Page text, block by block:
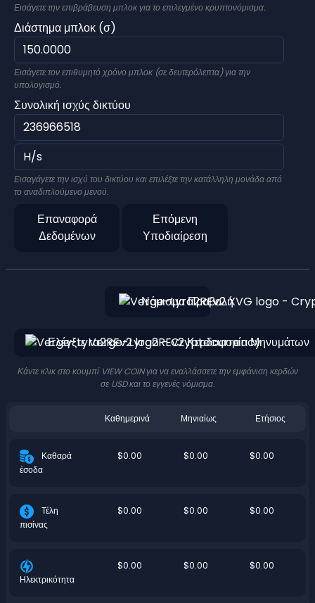
Εισάγετε την επιβράβευση μπλοκ για το επιλεγμένο κρυπτονόμισμα.
Διάστημα μπλοκ (σ)
Εισάγετε τον επιθυμητό χρόνο μπλοκ (σε δευτερόλεπτα) για την
υπολογισμό.
Συνολική ισχύς δικτύου
Εισαγάγετε την ισχύ του δικτύου και επιλέξτε την κατάλληλη μονάδα από
το αναδιπλούμενο μενού.
Επαναφορά
Δεδομένων
Επόμενη
Υποδιαίρεση
Νόμισμα Προβολή
Ελέγξτε Verge-Lyra2REv2 Κερδοφορία Μηνυμάτων
Κάντε κλικ στο κουμπί VIEW COIN για να εναλλάσσετε την εμφάνιση κερδών
σε USD και το εγγενές νόμισμα.
Καθημερινά Μηνιαίως Ετήσιος
Καθαρά
έσοδα
$0.00 $0.00 $0.00
Τέλη
πισίνας
$0.00 $0.00 $0.00
Ηλεκτρικότητα
$0.00 $0.00 $0.00